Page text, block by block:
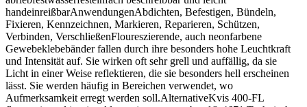
handeinreißbarAnwendungenAbdichten, Befestigen, Bündeln,
Fixieren, Kennzeichnen, Markieren, Reparieren, Schützen,
Verbinden, VerschließenFloureszierende, auch neonfarbene
Gewebeklebebänder fallen durch ihre besonders hohe Leuchtkraft
und Intensität auf. Sie wirken oft sehr grell und auffällig, da sie
Licht in einer Weise reflektieren, die sie besonders hell erscheinen
lässt. Sie werden häufig in Bereichen verwendet, wo
Aufmerksamkeit erregt werden soll.AlternativeKvis 400-FL